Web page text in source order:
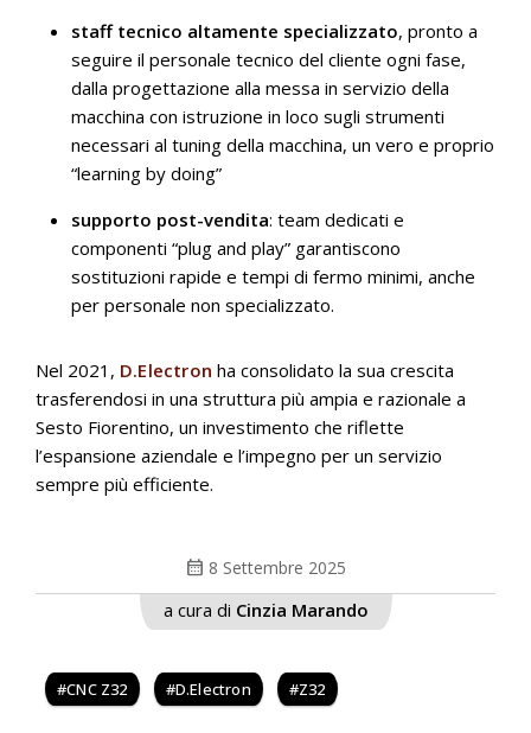
staff tecnico altamente specializzato, pronto a
seguire il personale tecnico del cliente ogni fase,
dalla progettazione alla messa in servizio della
macchina con istruzione in loco sugli strumenti
necessari al tuning della macchina, un vero e proprio
“learning by doing”
supporto post-vendita: team dedicati e
componenti “plug and play” garantiscono
sostituzioni rapide e tempi di fermo minimi, anche
per personale non specializzato.
Nel 2021, D.Electron ha consolidato la sua crescita
trasferendosi in una struttura più ampia e razionale a
Sesto Fiorentino, un investimento che riflette
l’espansione aziendale e l’impegno per un servizio
sempre più efficiente.
calendar_month 8 Settembre 2025
a cura di Cinzia Marando
CNC Z32 D.Electron Z32